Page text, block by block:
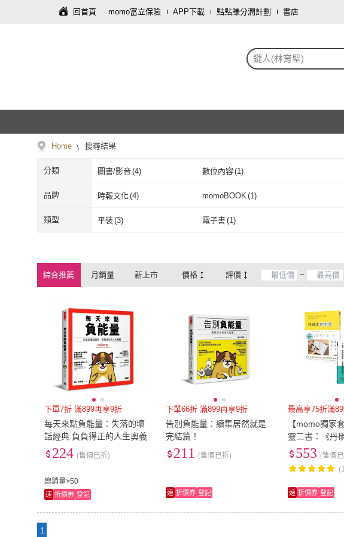
回首頁 momo富立保險 APP下載 點點賺分潤計劃 書店
鍵人(林育聖)
Home 搜尋結果
分類 圖書/影音(4) 數位內容(1)
品牌 時報文化(4) momoBOOK (1)
時報文化 momoBOOK
類型 平裝(3) 電子書(1)
綜合推薦 月銷量 新上市 價格 評價 ~
下單7折 滿899再享9折
每天來點負能量：失落的壞
話經典 負負得正的人生奧義
總銷量>50
224 (售價已折)
速 折價券 登記
下單66折 滿899再享9折
告別負能量：續集居然就是
完結篇！
211 (售價已折)
速 折價券 登記
最高享75折滿
【momo獨家
靈二書：《丹
《每天寫點負
553 (售價
速 折價券 登記
1